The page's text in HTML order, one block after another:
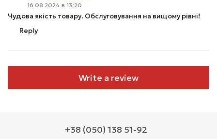
16.08.2024 в 13:20
Чудова якість товару. Обслуговування на вищому рівні!
Reply
Write a review
+38 (050) 138 51-92